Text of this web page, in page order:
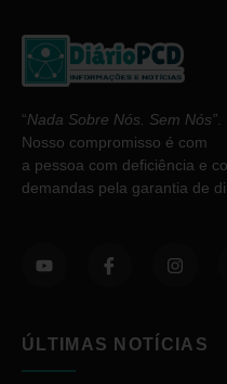
“Nada Sobre Nós. Sem Nós”
Nosso compromisso é com
a pessoa com deficiência e
demandas pela garantia de
ÚLTIMAS NOTÍCIAS